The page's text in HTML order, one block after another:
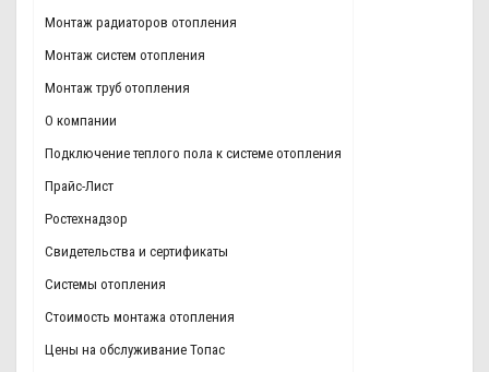
Монтаж радиаторов отопления
Монтаж систем отопления
Монтаж труб отопления
О компании
Подключение теплого пола к системе отопления
Прайс-Лист
Ростехнадзор
Свидетельства и сертификаты
Системы отопления
Стоимость монтажа отопления
Цены на обслуживание Топас